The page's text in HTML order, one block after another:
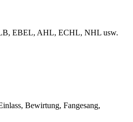
EBEL, AHL, ECHL, NHL usw.
Bewirtung, Fangesang,